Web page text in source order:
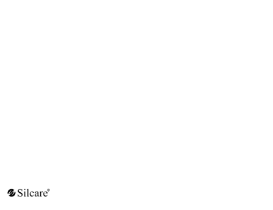
NAZWA
PRODUCENTA: